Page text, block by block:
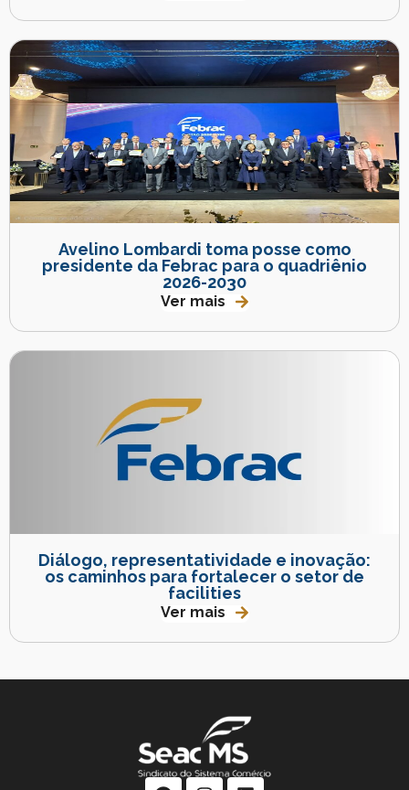
Avelino Lombardi toma posse como
presidente da Febrac para o quadriênio
2026-2030
Ver mais
Diálogo, representatividade e inovação:
os caminhos para fortalecer o setor de
facilities
Ver mais